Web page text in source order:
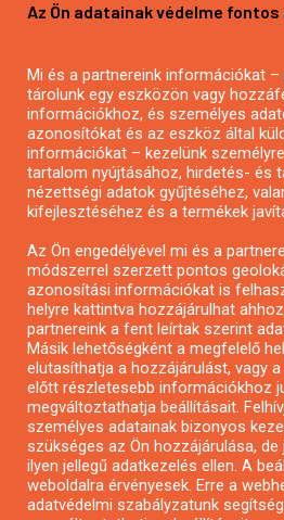
Mezőgazdasági pályázatírás
Pályázatírás civil szervezeteknek
Pályázatírás önkormányzatoknak
Pályázatfigyelés
Specifikus pályázatfigyelés vagy
Pályázatok magánszemélyeknek
Pályázatok civil szervezeteknek
Pályázatok vállalkozásoknak
Önkormányzati pályázatok
Mezőgazdasági pályázatok
Falusi turizmus pályázatok
Napelem pályázatok
Az Ön adatainak védelme
Mi és a partnereink információkat –
tárolunk egy eszközön vagy
információkhoz, és személyes
azonosítókat és az eszköz által
információkat – kezelünk
tartalom nyújtásához, hirdetés- és
nézettségi adatok gyűjtéséhez,
kifejlesztéséhez és a termékek
Az Ön engedélyével mi és a
módszerrel szerzett pontos
azonosítási információkat is
helyre kattintva hozzájárulhat
partnereink a fent leírtak szerint
Másik lehetőségként a megfelelő
elutasíthatja a hozzájárulást, vagy
előtt részletesebb információkhoz
megváltoztathatja beállításait.
személyes adatainak bizonyos
szükséges az Ön hozzájárulása,
ilyen jellegű adatkezelés ellen. A
weboldalra érvényesek. Erre a
adatvédelmi szabályzatunk